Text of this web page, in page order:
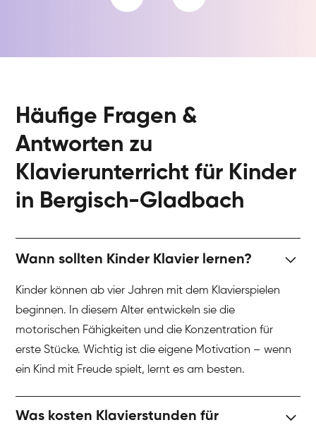
Häufige Fragen &
Antworten zu
Klavierunterricht für Kinder
in Bergisch-Gladbach
Wann sollten Kinder Klavier lernen?
Kinder können ab vier Jahren mit dem Klavierspielen
beginnen. In diesem Alter entwickeln sie die
motorischen Fähigkeiten und die Konzentration für
erste Stücke. Wichtig ist die eigene Motivation – wenn
ein Kind mit Freude spielt, lernt es am besten.
Was kosten Klavierstunden für